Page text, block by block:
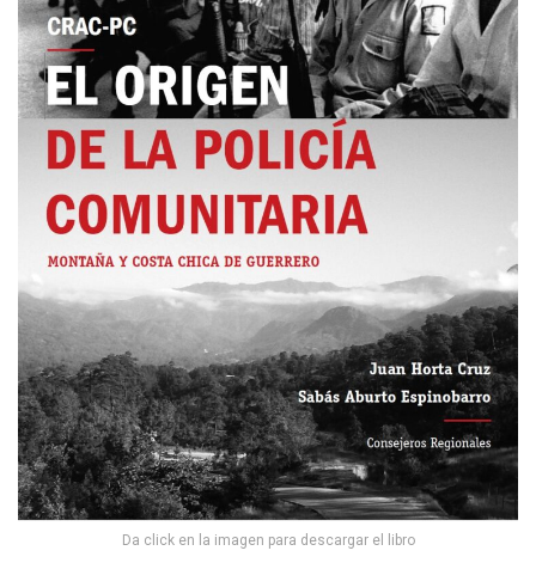
Da click en la imagen para descargar el libro